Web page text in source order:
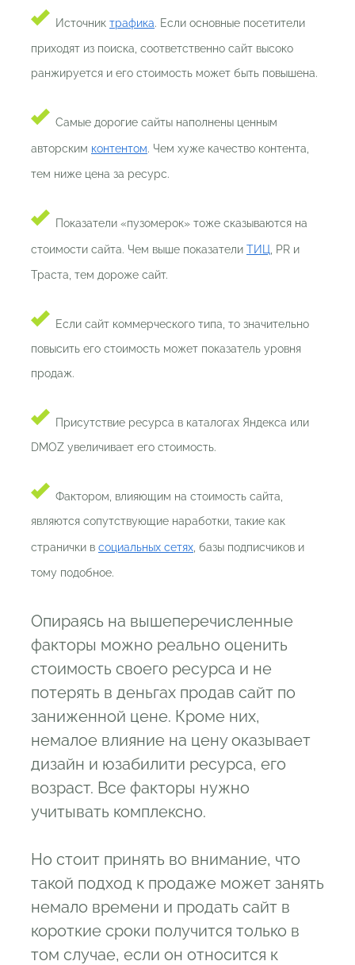
Источник трафика. Если основные посетители
приходят из поиска, соответственно сайт высоко
ранжируется и его стоимость может быть повышена.
Самые дорогие сайты наполнены ценным
авторским контентом. Чем хуже качество контента,
тем ниже цена за ресурс.
Показатели «пузомерок» тоже сказываются на
стоимости сайта. Чем выше показатели ТИЦ
, PR и
Траста, тем дороже сайт.
Если сайт коммерческого типа, то значительно
повысить его стоимость может показатель уровня
продаж.
Присутствие ресурса в каталогах Яндекса или
DMOZ увеличивает его стоимость.
Фактором, влияющим на стоимость сайта,
являются сопутствующие наработки, такие как
странички в социальных сетях , базы подписчиков и
тому подобное.
Опираясь на вышеперечисленные
факторы можно реально оценить
стоимость своего ресурса и не
потерять в деньгах продав сайт по
заниженной цене. Кроме них,
немалое влияние на цену оказывает
дизайн и юзабилити ресурса, его
возраст. Все факторы нужно
учитывать комплексно.
Но стоит принять во внимание, что
такой подход к продаже может занять
немало времени и продать сайт в
короткие сроки получится только в
том случае, если он относится к